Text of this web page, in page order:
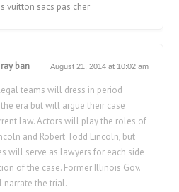
vuitton sacs pas cher
ban August 21, 2014 at 10:02 am
teams will dress in period
era but will argue their case
law. Actors will play the roles of
and Robert Todd Lincoln, but
will serve as lawyers for each side
of the case. Former Illinois Gov.
narrate the trial.